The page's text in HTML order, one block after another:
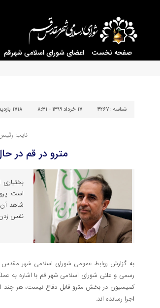
صفحه نخست اعضای شورای اسلامی شهرقم
شناسه : 4267 17 خرداد 1399 - 8:31 1718 بازدید
نایب
مترو در قم در
است.
شاهد
نفس
به گزارش روابط عمومی شورای اسلامی شهر
رسمی و علنی شورای اسلامی شهر قم با اشاره به
کمیسیون در بخش مترو قابل دفاع نیست، هر
اجرا رسانده اند.